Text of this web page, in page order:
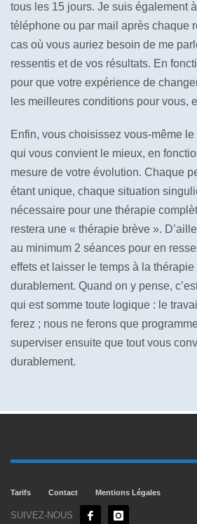
tous les 15 jours. Je suis également
téléphone ou par mail après chaque
cas où vous auriez besoin de me
ressentis et de vos résultats. En
pour que votre expérience de
les meilleures conditions pour vous,
Enfin, vous choisissez vous-même
qui vous convient le mieux, en
mesure de votre évolution. Chaque
étant unique, chaque situation
nécessaire pour une thérapie
restera une « thérapie brève ».
au minimum 2 séances pour en
effets et laisser le temps à la
durablement. Quand on y pense,
qui est somme toute logique : le
ferez ; nous ne ferons que
superviser ensuite que tout vous
durablement.
Tarifs Contact Mentions Légales
SUIVEZ-NOUS